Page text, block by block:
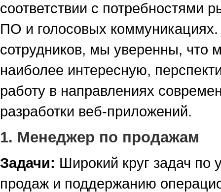
соответствии с потребностями
ПО и голосовых
сотрудников, мы уверенны, что
наиболее интересную,
работу в направлениях
разработки веб-приложений.
1. Менеджер по продажам
Задачи: Широкий круг задач по
продаж и поддержанию